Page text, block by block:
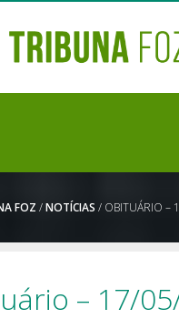
FOZ /NOTÍCIAS / OBITUÁRIO –
– 17/